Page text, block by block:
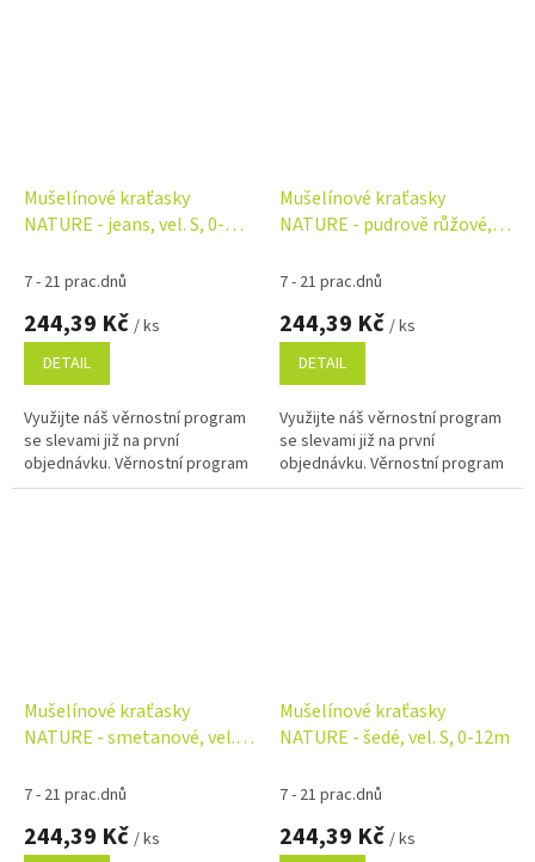
Mušelínové kraťasky
NATURE - jeans, vel. S, 0-
7 - 21 prac.dnů
244,39 Kč / ks
DETAIL
Využijte náš věrnostní program
se slevami již na první
objednávku. Věrnostní program
Mušelínové kraťasky
NATURE - pudrově růžové,
7 - 21 prac.dnů
244,39 Kč / ks
DETAIL
Využijte náš věrnostní program
se slevami již na první
objednávku. Věrnostní program
Mušelínové kraťasky
NATURE - smetanové, vel. S,
7 - 21 prac.dnů
244,39 Kč / ks
Mušelínové kraťasky
NATURE - šedé, vel. S, 0-12m
7 - 21 prac.dnů
244,39 Kč / ks